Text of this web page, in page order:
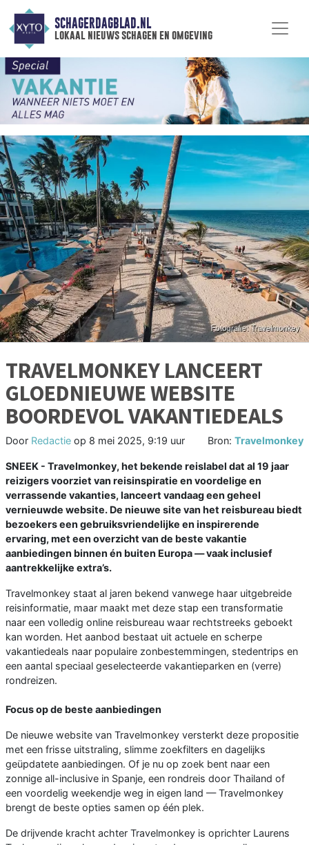
SCHAGERDAGBLAD.NL
lokaal nieuws schagen en omgeving
TRAVELMONKEY LANCEERT
GLOEDNIEUWE WEBSITE
BOORDEVOL VAKANTIEDEALS
Door Redactie op 8 mei 2025, 9:19 uur Bron: Travelmonkey
SNEEK - Travelmonkey, het bekende reislabel dat al 19 jaar
reizigers voorziet van reisinspiratie en voordelige en
verrassende vakanties, lanceert vandaag een geheel
vernieuwde website. De nieuwe site van het reisbureau biedt
bezoekers een gebruiksvriendelijke en inspirerende
ervaring, met een overzicht van de beste vakantie
aanbiedingen binnen én buiten Europa — vaak inclusief
aantrekkelijke extra’s.
Travelmonkey staat al jaren bekend vanwege haar uitgebreide
reisinformatie, maar maakt met deze stap een transformatie
naar een volledig online reisbureau waar rechtstreeks geboekt
kan worden. Het aanbod bestaat uit actuele en scherpe
vakantiedeals naar populaire zonbestemmingen, stedentrips en
een aantal speciaal geselecteerde vakantieparken en (verre)
rondreizen.
Focus op de beste aanbiedingen
De nieuwe website van Travelmonkey versterkt deze propositie
met een frisse uitstraling, slimme zoekfilters en dagelijks
geüpdatete aanbiedingen. Of je nu op zoek bent naar een
zonnige all-inclusive in Spanje, een rondreis door Thailand of
een voordelig weekendje weg in eigen land — Travelmonkey
brengt de beste opties samen op één plek.
De drijvende kracht achter Travelmonkey is oprichter Laurens